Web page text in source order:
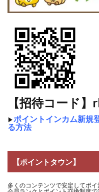
【招待コード
▶ポイントインカム新規
る方法
【ポイントタウン】
多くのコンテンツで安定してポイ